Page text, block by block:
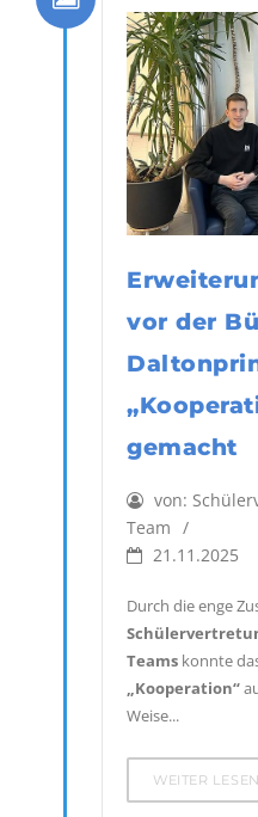
vor der
gemacht
von:
Team
21.11.2025
Durch die enge
Teams konnte
„Kooperation“
Weise...
WEITER LESEN